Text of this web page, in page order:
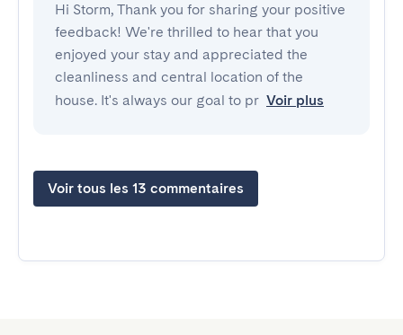
Hi Storm, Thank you for sharing your positive
feedback! We're thrilled to hear that you
enjoyed your stay and appreciated the
cleanliness and central location of the
house. It's always our goal to pr Voir plus
Voir tous les 13 commentaires